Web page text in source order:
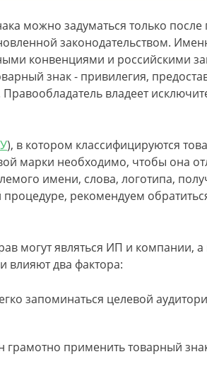
можно задуматься только
законодательством.
конвенциями и российскими
знак - привилегия,
Правообладатель владеет
), в котором классифицируются
марки необходимо, чтобы она
имени, слова, логотипа,
рекомендуем
могут являться ИП и компании, а
влияют два фактора:
запоминаться целевой
грамотно применить товарный